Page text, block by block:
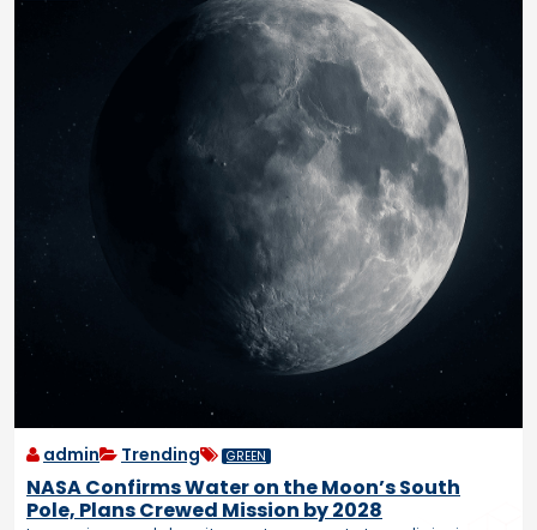
admin Trending GREEN
NASA Confirms Water on the Moon’s South
Pole, Plans Crewed Mission by 2028